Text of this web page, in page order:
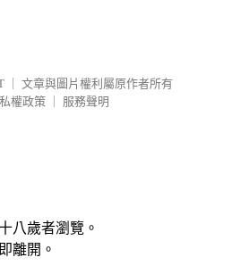
文章與圖片權利屬原作者所有
權政策
服務聲明
八歲者瀏覽。
離開。